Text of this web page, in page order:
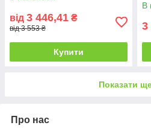
від 3 446,41 ₴
від 3 553 ₴
Купити
В
3
Показати
Про нас